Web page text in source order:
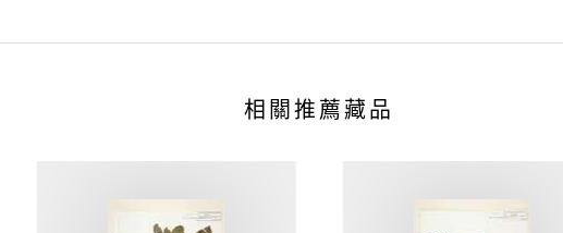
相關推薦藏品